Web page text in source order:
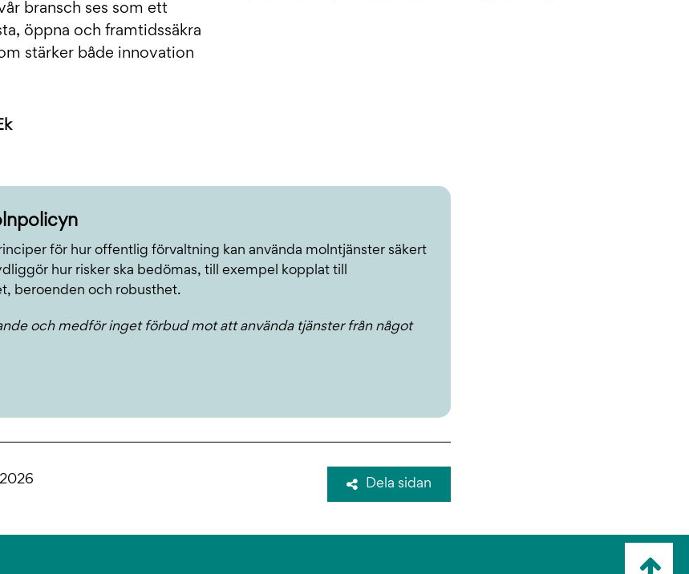
bransch ses som ett
öppna och framtidssäkra
stärker både innovation
för hur offentlig förvaltning kan använda molntjänster säkert
hur risker ska bedömas, till exempel kopplat till
beroenden och robusthet.
och medför inget förbud mot att använda tjänster från något
Dela sidan